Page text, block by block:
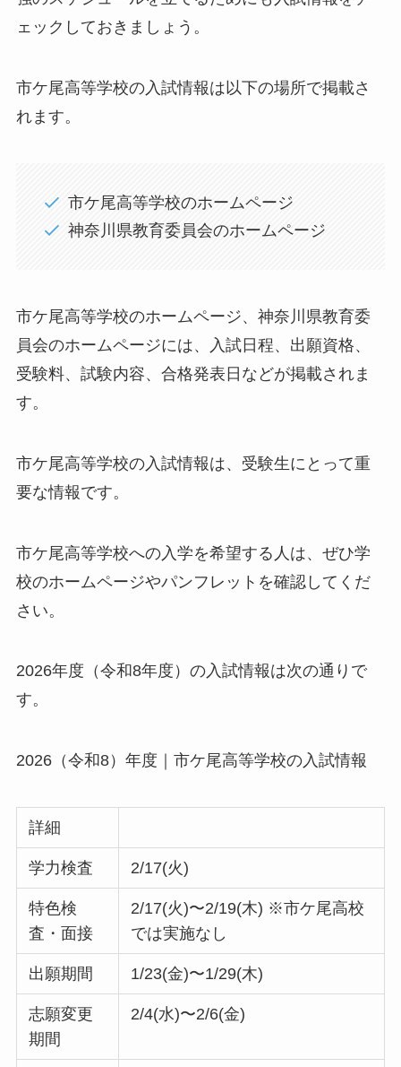
ェックしておきましょう。
市ケ尾高等学校の入試情報は以下の場所で掲載さ
れます。
市ケ尾高等学校のホームページ
神奈川県教育委員会のホームページ
市ケ尾高等学校のホームページ、神奈川県教育委
員会のホームページには、入試日程、出願資格、
受験料、試験内容、合格発表日などが掲載されま
す。
市ケ尾高等学校の入試情報は、受験生にとって重
要な情報です。
市ケ尾高等学校への入学を希望する人は、ぜひ学
校のホームページやパンフレットを確認してくだ
さい。
2026年度（令和8年度）の入試情報は次の通りで
す。
2026（令和8）年度｜市ケ尾高等学校の入試情報
詳細
学力検査 2/17(火)
特色検
査・面接
2/17(火)〜2/19(木) ※市ケ尾高校
では実施なし
出願期間 1/23(金)〜1/29(木)
志願変更
期間
2/4(水)〜2/6(金)